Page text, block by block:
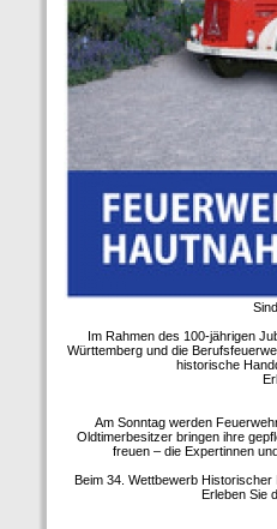
Im Rahmen des 100-jährigen
Württemberg und die
historische
Am Sonntag werden
Oldtimerbesitzer bringen ihre
freuen – die Expertinnen
Beim 34. Wettbewerb
Erleben Sie